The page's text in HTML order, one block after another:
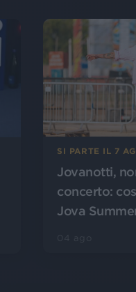
SI PARTE IL 7
Jovanotti,
concerto:
Jova